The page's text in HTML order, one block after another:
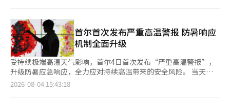
自本月1日起，全国每天新增患者均超过100人，8月3日达到202
人，连续两天接近200人。 最新报告死亡病例为忠清北道阴城郡一
名60多岁男性，在农田劳作时因高温中暑身亡。此外，疾病管理厅
还确认，本月3日新增统计
首尔首次发布严重高温警报 防暑响应
机制全面升级
受持续极端高温天气影响，首尔4日首次发布“严重高温警报”，
升级防暑应急响应，全力应对持续高温带来的安全风险。 当天上
午11时，气象厅对首尔全境发布“严重高温警报”。根据今年6月
2026-08-04 15:43:18